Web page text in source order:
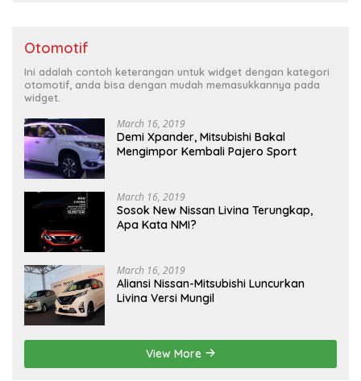
Otomotif
Ini adalah contoh keterangan untuk widget dengan kategori
otomotif, anda bisa dengan mudah memasukkannya pada
widget.
March 16, 2019
Demi Xpander, Mitsubishi Bakal
Mengimpor Kembali Pajero Sport
March 16, 2019
Sosok New Nissan Livina Terungkap,
Apa Kata NMI?
March 16, 2019
Aliansi Nissan-Mitsubishi Luncurkan
Livina Versi Mungil
View More